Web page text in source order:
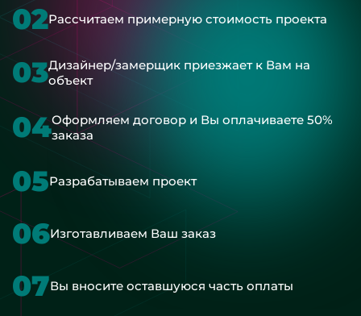
02Рассчитаем примерную стоимость проекта
03Дизайнер/замерщик приезжает к Вам на
объект
04Оформляем договор и Вы оплачиваете 50%
заказа
05Разрабатываем проект
06Изготавливаем Ваш заказ
07Вы вносите оставшуюся часть оплаты